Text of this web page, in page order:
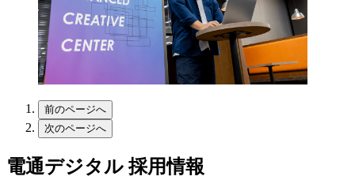
前のページへ
次のページへ
電通デジタル 採用情報